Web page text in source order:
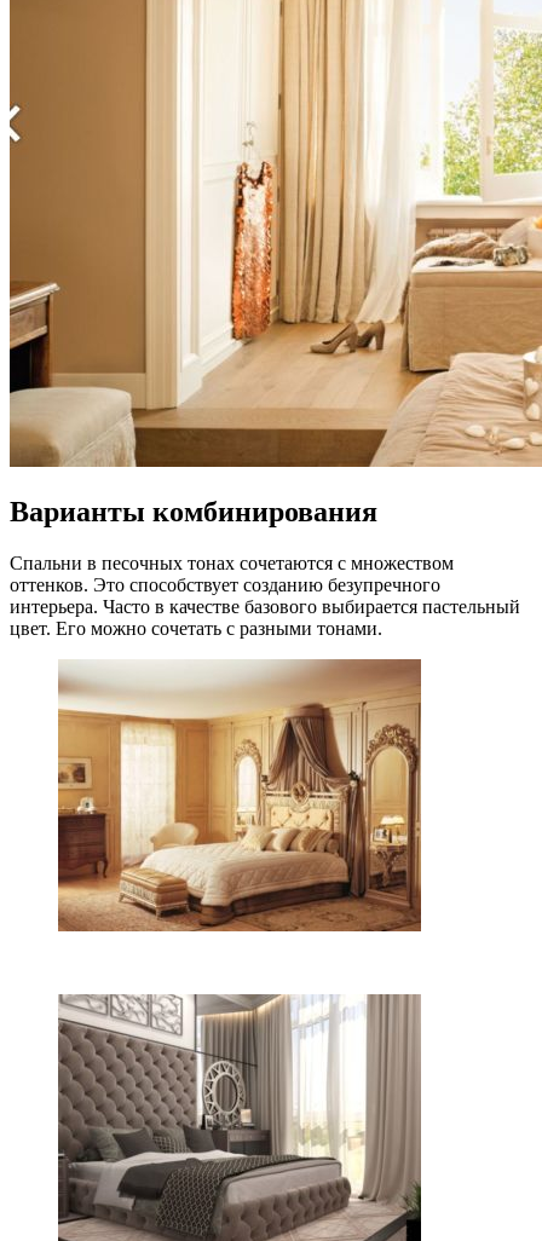
Варианты комбинирования
Спальни в песочных тонах сочетаются с множеством
оттенков. Это способствует созданию безупречного
интерьера. Часто в качестве базового выбирается пастельный
цвет. Его можно сочетать с разными тонами.